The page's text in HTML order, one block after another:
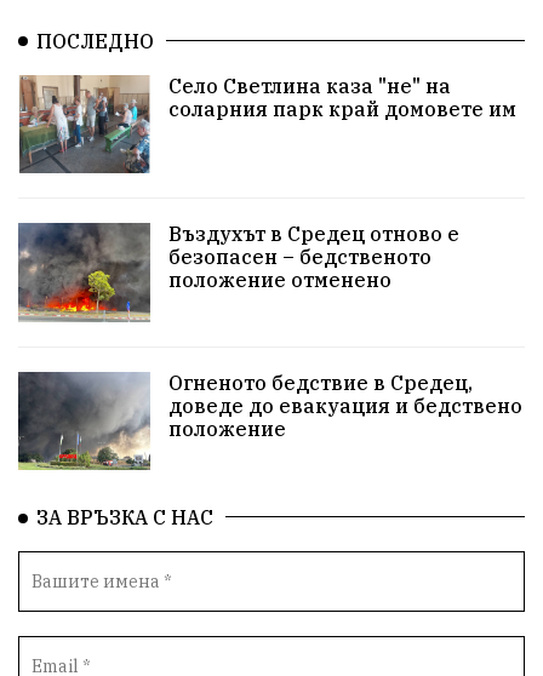
ПОСЛЕДНО
Село Светлина каза "не" на
соларния парк край домовете им
Въздухът в Средец отново е
безопасен – бедственото
положение отменено
Огненото бедствие в Средец,
доведе до евакуация и бедствено
положение
ЗА ВРЪЗКА С НАС